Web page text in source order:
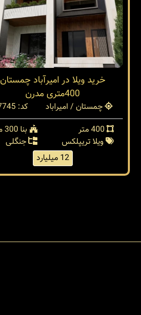
خرید ویلا در امیرآباد چمستان
400متری مدرن
چمستان / امیراباد
کد: 37745
بنا 300 متر
ویلا تریپلکس
جنگلی
12 میلیارد